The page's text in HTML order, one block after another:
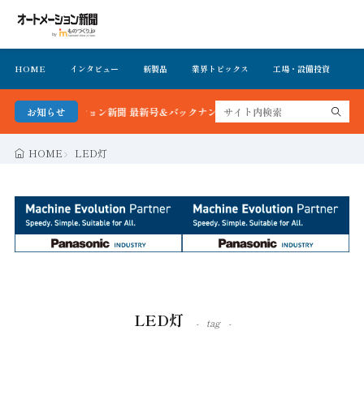
HOME インタビュー 新製品 業界トピックス 工場・設備投資
お知らせ
ートメーション新聞 最新号＆バックナンバーを無料で公開中 詳細はこちら
HOME LED灯
LED灯 tag